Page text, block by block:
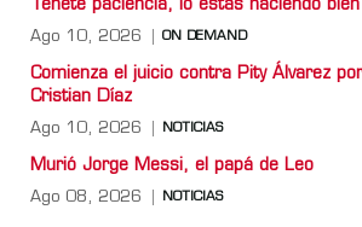
Tenete paciencia, lo estás haciendo bien
Ago 10, 2026 ON DEMAND
Comienza el juicio contra Pity Álvarez
Cristian Díaz
Ago 10, 2026 NOTICIAS
Murió Jorge Messi, el papá de Leo
Ago 08, 2026 NOTICIAS